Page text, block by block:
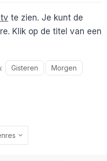
te zien. Je kunt de
Klik op de titel van een
Gisteren Morgen